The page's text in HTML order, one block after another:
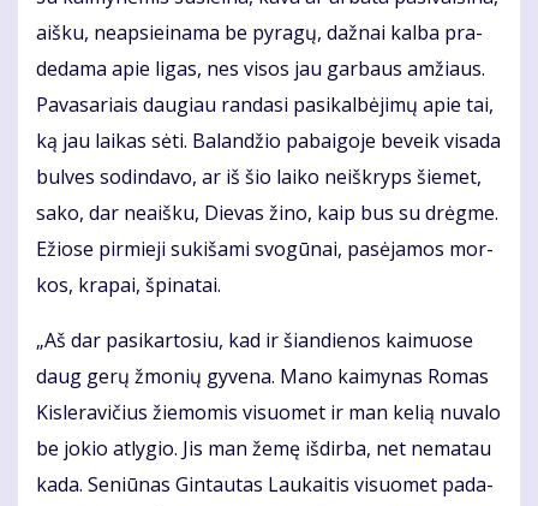
aiš­ku, neap­si­ei­na­ma be py­ra­gų, daž­nai kal­ba pra­
de­da­ma apie li­gas, nes vi­sos jau gar­baus am­žiaus.
Pa­va­sa­riais dau­giau ran­da­si pa­si­kal­bė­ji­mų apie tai,
ką jau lai­kas sė­ti. Ba­lan­džio pa­bai­go­je be­veik vi­sa­da
bul­ves so­din­da­vo, ar iš šio lai­ko ne­iš­kryps šie­met,
sa­ko, dar ne­aiš­ku, Die­vas ži­no, kaip bus su drėg­me.
Ežio­se pir­mie­ji su­ki­ša­mi svo­gū­nai, pa­sė­ja­mos mor­
kos, kra­pai, špi­na­tai.
„Aš dar pa­si­kar­to­siu, kad ir šian­die­nos kai­muo­se
daug ge­rų žmo­nių gy­ve­na. Ma­no kai­my­nas Ro­mas
Kis­le­ra­vi­čius žie­mo­mis vi­suo­met ir man ke­lią nu­va­lo
be jo­kio at­ly­gio. Jis man že­mę iš­dir­ba, net ne­ma­tau
ka­da. Se­niū­nas Gin­tau­tas Lau­kai­tis vi­suo­met pa­da­